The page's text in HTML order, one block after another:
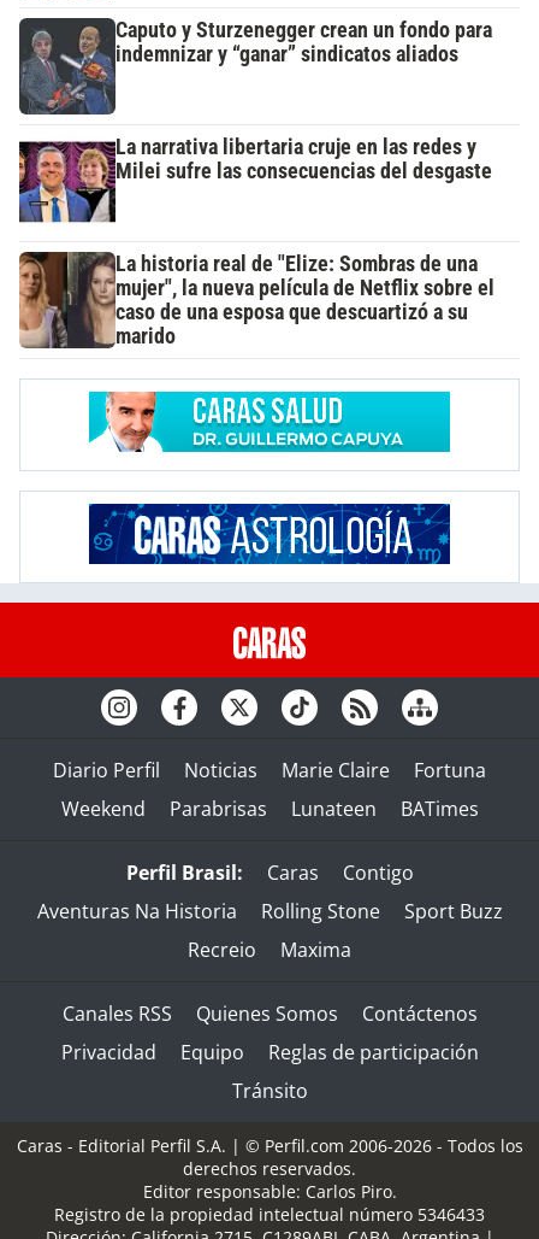
Caputo y Sturzenegger crean un fondo para
indemnizar y “ganar” sindicatos aliados
La narrativa libertaria cruje en las redes y
Milei sufre las consecuencias del desgaste
La historia real de "Elize: Sombras de una
mujer", la nueva película de Netflix sobre el
caso de una esposa que descuartizó a su
marido
Diario Perfil Noticias Marie Claire
Fortuna
Weekend
Parabrisas Lunateen BATimes
Perfil Brasil: Caras
Contigo
Aventuras Na Historia
Rolling Stone
Sport Buzz
Recreio
Maxima
Canales RSS Quienes Somos
Contáctenos
Privacidad
Equipo
Reglas de participación
Tránsito
Caras - Editorial Perfil S.A. | © Perfil.com 2006-2026 - Todos los
derechos reservados.
Editor responsable: Carlos Piro.
Registro de la propiedad intelectual número 5346433